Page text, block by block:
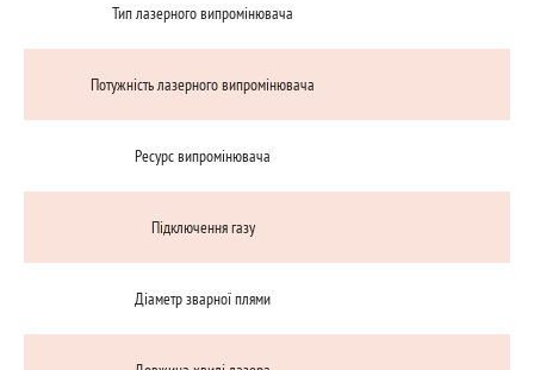
Тип лазерного випромінювача
Потужність лазерного випромінювача
Ресурс випромінювача
Підключення газу
Діаметр зварної плями